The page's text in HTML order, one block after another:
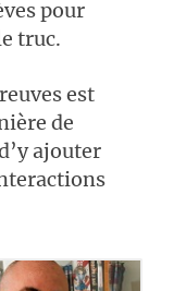
pour
truc.
est
de
ajouter